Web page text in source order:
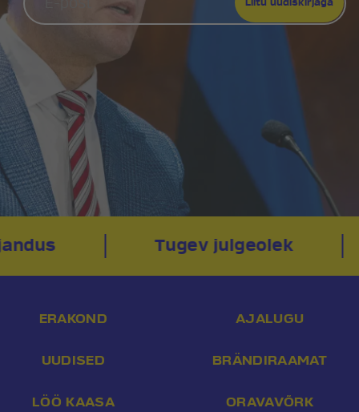
Tugev julgeolek
ERAKOND
UUDISED
LÖÖ KAASA
AJALUGU
BRÄNDIRAAMAT
ORAVAVÕRK